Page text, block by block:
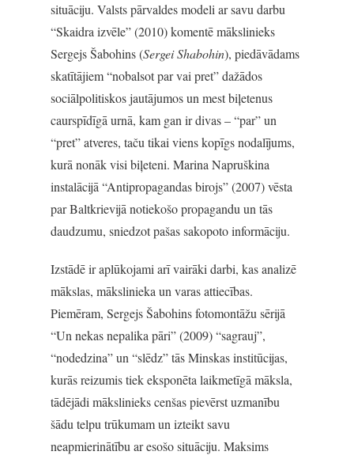
situāciju. Valsts pārvaldes modeli ar savu darbu
“Skaidra izvēle” (2010) komentē mākslinieks
Sergejs Šabohins (Sergei Shabohin), piedāvādams
skatītājiem “nobalsot par vai pret” dažādos
sociālpolitiskos jautājumos un mest biļetenus
caurspīdīgā urnā, kam gan ir divas – “par” un
“pret” atveres, taču tikai viens kopīgs nodalījums,
kurā nonāk visi biļeteni. Marina Napruškina
instalācijā “Antipropagandas birojs” (2007) vēsta
par Baltkrievijā notiekošo propagandu un tās
daudzumu, sniedzot pašas sakopoto informāciju.
Izstādē ir aplūkojami arī vairāki darbi, kas analizē
mākslas, mākslinieka un varas attiecības.
Piemēram, Sergejs Šabohins fotomontāžu sērijā
“Un nekas nepalika pāri” (2009) “sagrauj”,
“nodedzina” un “slēdz” tās Minskas institūcijas,
kurās reizumis tiek eksponēta laikmetīgā māksla,
tādējādi mākslinieks cenšas pievērst uzmanību
šādu telpu trūkumam un izteikt savu
neapmierinātību ar esošo situāciju. Maksims